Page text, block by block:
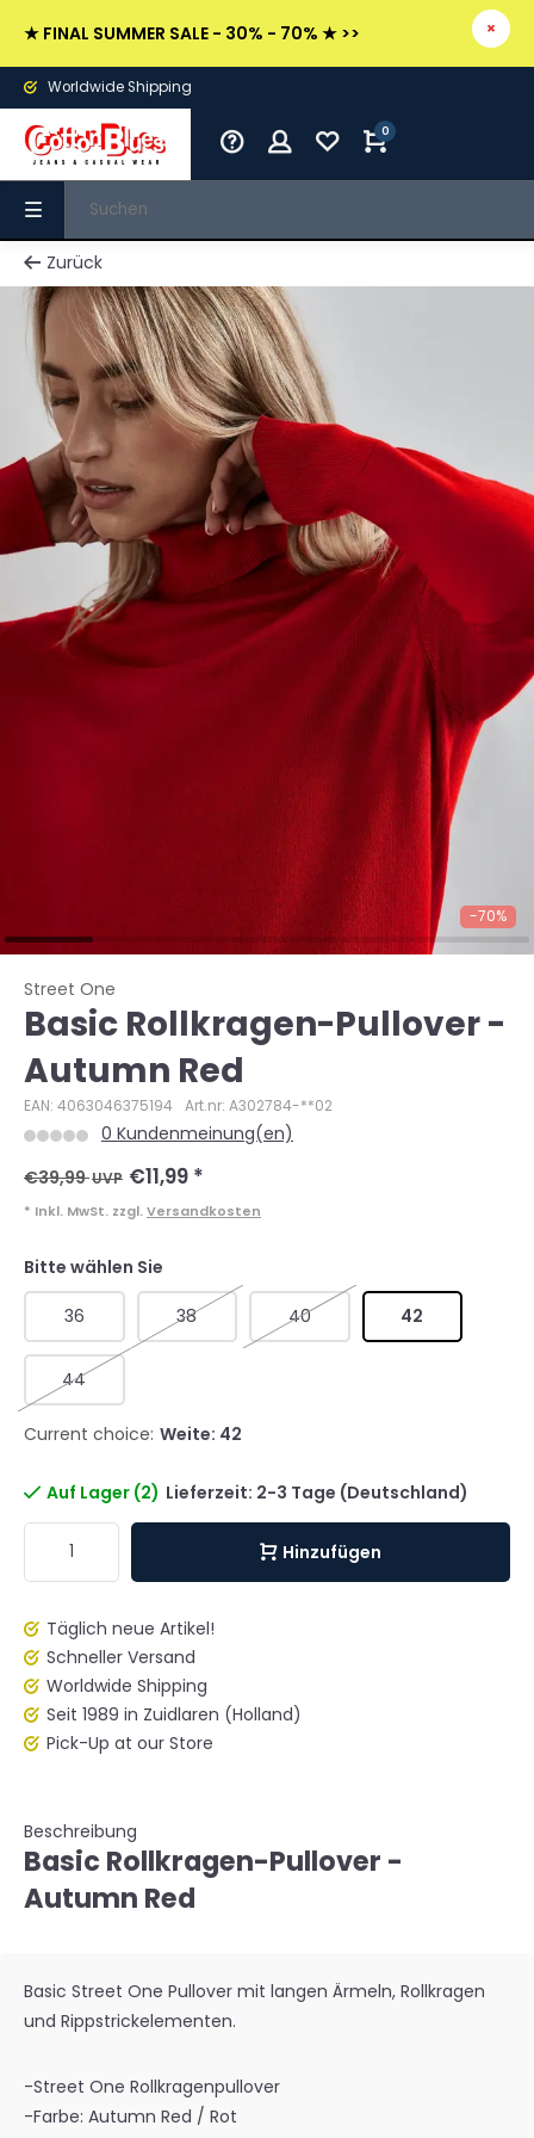
★ FINAL SUMMER SALE - 30% - 70% ★ >>
Worldwide Shipping
0
Zurück
-70%
Street One
Basic Rollkragen-Pullover -
Autumn Red
EAN: 4063046375194 Art.nr: A302784-**02
0 Kundenmeinung(en)
€39,99UVP €11,99 *
* Inkl. MwSt. zzgl. Versandkosten
Bitte wählen Sie
36 38 40 42
44
Current choice: Weite: 42
Auf Lager (2) Lieferzeit: 2-3 Tage (Deutschland)
Hinzufügen
Täglich neue Artikel!
Schneller Versand
Worldwide Shipping
Seit 1989 in Zuidlaren (Holland)
Pick-Up at our Store
Beschreibung
Basic Rollkragen-Pullover -
Autumn Red
Basic Street One Pullover mit langen Ärmeln, Rollkragen
und Rippstrickelementen.
-Street One Rollkragenpullover
-Farbe: Autumn Red / Rot